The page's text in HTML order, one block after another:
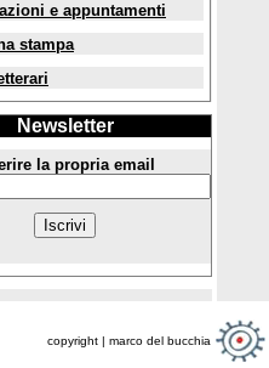
e appuntamenti
stampa
Newsletter
la propria email
copyright | marco del bucchia